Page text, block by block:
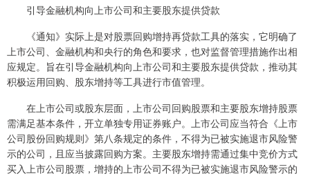
引导金融机构向上市公司和主要股东提供贷款
《通知》实际上是对股票回购增持再贷款工具的落实，它明确了
上市公司、金融机构和央行的角色和要求，也对监督管理措施作出相
应规定。旨在引导金融机构向上市公司和主要股东提供贷款，推动其
积极运用回购、股东增持等工具进行市值管理。
在上市公司或股东层面，上市公司回购股票和主要股东增持股票
需满足基本条件，开立单独专用证券账户。上市公司应当符合《上市
公司股份回购规则》第八条规定的条件，不得为已被实施退市风险警
示的公司，且应当披露回购方案。主要股东增持需通过集中竞价方式
买入上市公司股票，增持的上市公司不得为已被实施退市风险警示的